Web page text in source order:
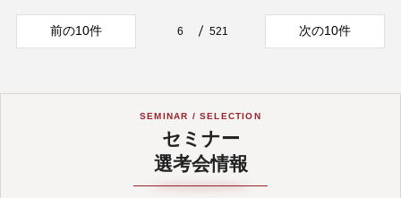
前の10件 6 521 次の10件
SEMINAR / SELECTION
セミナー
選考会情報